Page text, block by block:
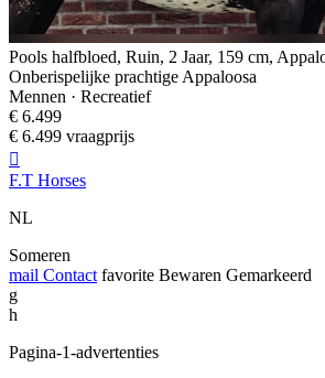
Pools halfbloed, Ruin, 2 Jaar, 159 cm,
Onberispelijke prachtige Appaloosa
Mennen · Recreatief
€ 6.499
€ 6.499 vraagprijs

F.T Horses
NL
Someren
mail Contact favorite Bewaren Gemarkeerd
g
h
Pagina-1-advertenties